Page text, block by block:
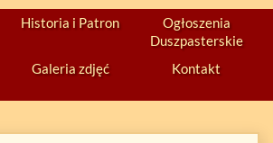
Historia i Patron
Ogłoszenia
Duszpasterskie
Galeria zdjęć Kontakt